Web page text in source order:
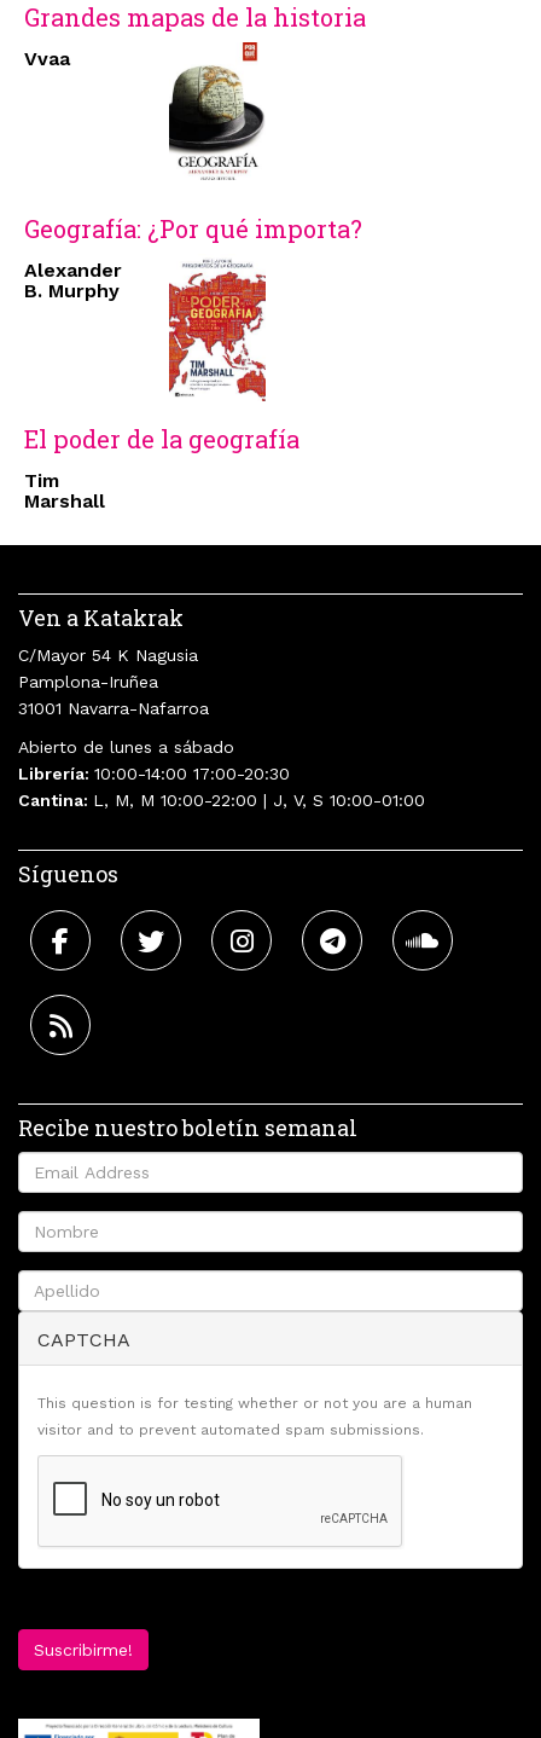
Grandes mapas de la historia
Vvaa
Geografía: ¿Por qué importa?
Alexander
B. Murphy
El poder de la geografía
Tim
Marshall
Ven a Katakrak
C/Mayor 54 K Nagusia
Pamplona-Iruñea
31001 Navarra-Nafarroa
Abierto de lunes a sábado
Librería: 10:00-14:00 17:00-20:30
Cantina: L, M, M 10:00-22:00 | J, V, S 10:00-01:00
Síguenos
Recibe nuestro boletín semanal
CAPTCHA
This question is for testing whether or not you are a human
visitor and to prevent automated spam submissions.
Suscribirme!